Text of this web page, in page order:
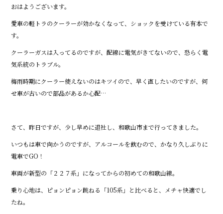
c
e
b
o
o
k
e
おはようございます。
愛車の軽トラのクーラーが効かなくなって、ショックを受けている有本で
す。
クーラーガスは入ってるのですが、配線に電気がきてないので、恐らく電
気系統のトラブル。
梅雨時期にクーラー使えないのはキツイので、早く直したいのですが、何
せ車が古いので部品があるか心配…
さて、昨日ですが、少し早めに退社し、和歌山市まで行ってきました。
いつもは車で向かうのですが、アルコールを飲むので、かなり久しぶりに
電車でGO！
車両が新型の「２２７系」になってからの初めての和歌山線。
乗り心地は、ピョンピョン跳ねる「105系」と比べると、メチャ快適でし
たね。